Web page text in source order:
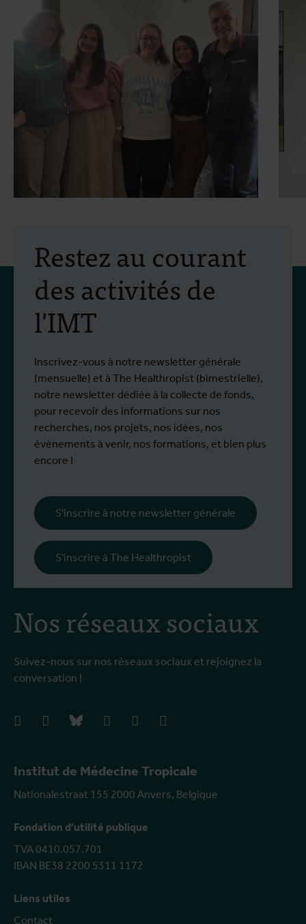
Mobilité Erasmus+ :
formation pratique en
lutte antivectorielle et
virus du Nil occidental
Du 6 au 17 juillet 2026, Stien Vereecken et
de l'Unité d'Entomologie `à l'IMT, ont
participé à un programme de formation
spécialisé chez Ecodevelopment, en
Grèce, grâce au soutien d'une bourse de
mobilité Erasmus+.
Institut de Médecine Tropicale
Nationalestraat 155 2000 Anvers, Belgique
Fondation d'utilité publique
TVA 0410.057.701
IBAN BE38 2200 5311 1172
Liens utiles
Contact
Nos réseaux sociaux
Suivez-nous sur nos réseaux sociaux et rejoignez la
conversation !
facebookinstagrambluesky linkedIn youtube
Restez au courant
des activités de
l'IMT
Inscrivez-vous à notre newsletter générale
(mensuelle) et à The Healthropist (bimestrielle),
notre newsletter dédiée à la collecte de fonds,
pour recevoir des informations sur nos
recherches, nos projets, nos idées, nos
événements à venir, nos formations, et bien plus
encore !
S'inscrire à notre newsletter générale
S'inscrire à The Healthropist